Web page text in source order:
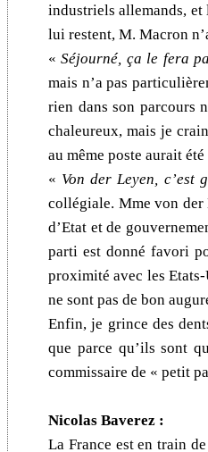
industriels allemands, et
lui restent, M. Macron
«Séjourné, ça le fera
mais n’a pas
rien dans son parcours
chaleureux, mais je
au même poste aurait
« Von der Leyen, c’est
collégiale. Mme von der
d’Etat et de
parti est donné favori
proximité avec les
ne sont pas de bon
Enfin, je grince des
que parce qu’ils sont
commissaire de « petit
Nicolas Baverez :
La France est en train